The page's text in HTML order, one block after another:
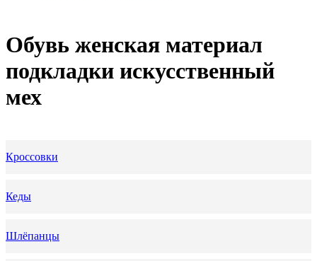
Обувь женская материал
подкладки искусственный
мех
Кроссовки
Кеды
Шлёпанцы